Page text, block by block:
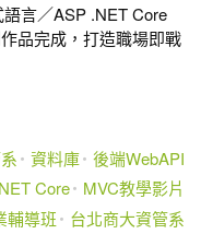
言／ASP .NET Core
品完成，打造職場即戰
資料庫 後端WebAPI
Core
MVC教學影片
輔導班
台北商大資管系